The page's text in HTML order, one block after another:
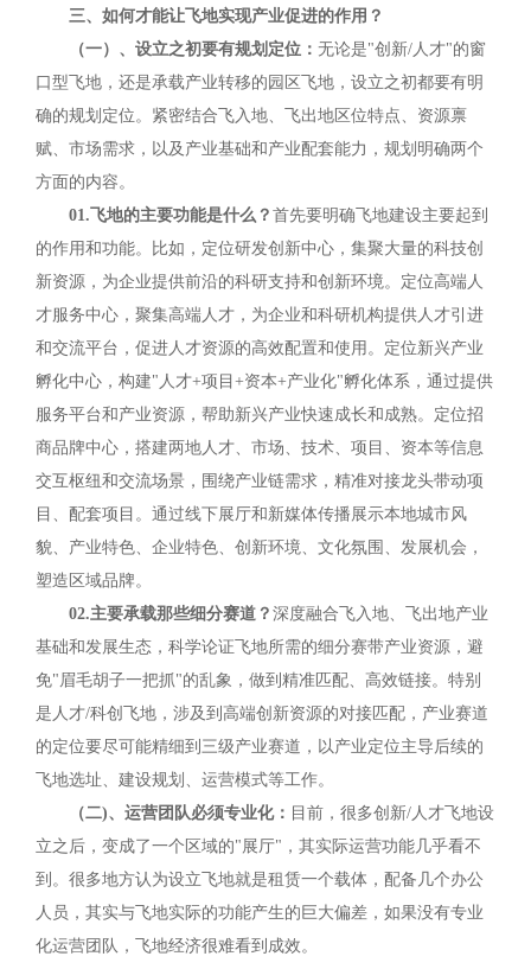
三、如何才能让飞地实现产业促进的作用？
（一）、设立之初要有规划定位： 无论是"创新/人才"的窗
口型飞地，还是承载产业转移的园区飞地，设立之初都要有明
确的规划定位。紧密结合飞入地、飞出地区位特点、资源禀
赋、市场需求，以及产业基础和产业配套能力，规划明确两个
方面的内容。
01.飞地的主要功能是什么？ 首先要明确飞地建设主要起到
的作用和功能。比如，定位研发创新中心，集聚大量的科技创
新资源，为企业提供前沿的科研支持和创新环境。定位高端人
才服务中心，聚集高端人才，为企业和科研机构提供人才引进
和交流平台，促进人才资源的高效配置和使用。定位新兴产业
孵化中心，构建"人才+项目+资本+产业化"孵化体系，通过提供
服务平台和产业资源，帮助新兴产业快速成长和成熟。定位招
商品牌中心，搭建两地人才、市场、技术、项目、资本等信息
交互枢纽和交流场景，围绕产业链需求，精准对接龙头带动项
目、配套项目。通过线下展厅和新媒体传播展示本地城市风
貌、产业特色、企业特色、创新环境、文化氛围、发展机会，
塑造区域品牌。
02.主要承载那些细分赛道？ 深度融合飞入地、飞出地产业
基础和发展生态，科学论证飞地所需的细分赛带产业资源，避
免"眉毛胡子一把抓"的乱象，做到精准匹配、高效链接。特别
是人才/科创飞地，涉及到高端创新资源的对接匹配，产业赛道
的定位要尽可能精细到三级产业赛道，以产业定位主导后续的
飞地选址、建设规划、运营模式等工作。
（二)、运营团队必须专业化： 目前，很多创新/人才飞地设
立之后，变成了一个区域的"展厅"，其实际运营功能几乎看不
到。很多地方认为设立飞地就是租赁一个载体，配备几个办公
人员，其实与飞地实际的功能产生的巨大偏差，如果没有专业
化运营团队，飞地经济很难看到成效。